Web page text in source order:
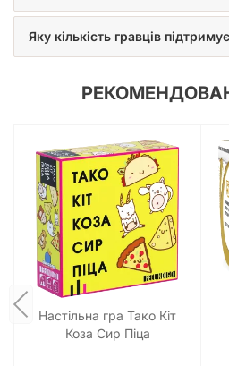
Яку кількість гравців
Настільна гра Тако Кіт
Коза Сир Піца